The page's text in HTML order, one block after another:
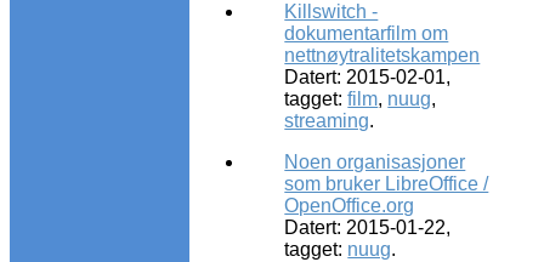
Killswitch -
dokumentarfilm om
nettnøytralitetskampen
Datert: 2015-02-01,
tagget:film, nuug,
streaming.
Noen organisasjoner
som bruker LibreOffice /
OpenOffice.org
Datert: 2015-01-22,
tagget: nuug.